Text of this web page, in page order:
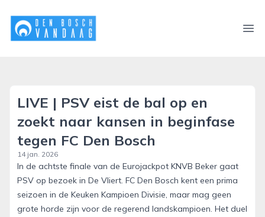
denboschvandaag.nl
LIVE | PSV eist de bal op en
zoekt naar kansen in beginfase
tegen FC Den Bosch
14 jan. 2026
In de achtste finale van de Eurojackpot KNVB Beker gaat
PSV op bezoek in De Vliert. FC Den Bosch kent een prima
seizoen in de Keuken Kampioen Divisie, maar mag geen
grote horde zijn voor de regerend landskampioen. Het duel